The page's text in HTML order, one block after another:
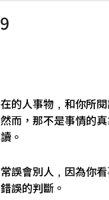
的人事物﹐和你所閱
而，那不是事情的
。
誤會別人﹐因為你
誤的判斷。